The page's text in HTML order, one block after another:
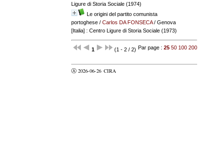
Ligure di Storia Sociale (1974)
Le origini del partito comunista
portoghese/ Carlos DA FONSECA/ Genova
[Italia] : Centro Ligure di Storia Sociale (1973)
1 (1 - 2 / 2) Par page : 25 50 100 200
Ⓐ 2026-06-26 CIRA